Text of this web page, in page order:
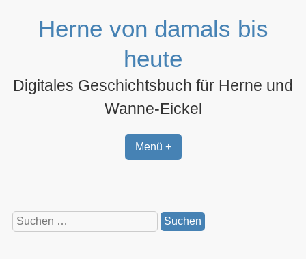
springenHerne von damals bis
heute
Digitales Geschichtsbuch für Herne und
Wanne-Eickel
Menü +
Suchen
nach: